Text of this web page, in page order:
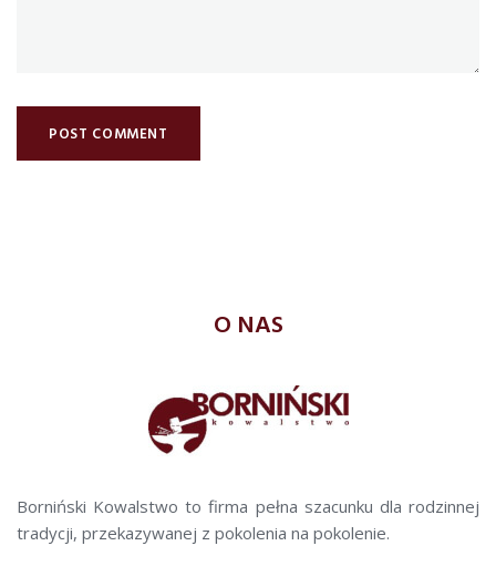
O NAS
Borniński Kowalstwo to firma pełna szacunku dla rodzinnej
tradycji, przekazywanej z pokolenia na pokolenie.